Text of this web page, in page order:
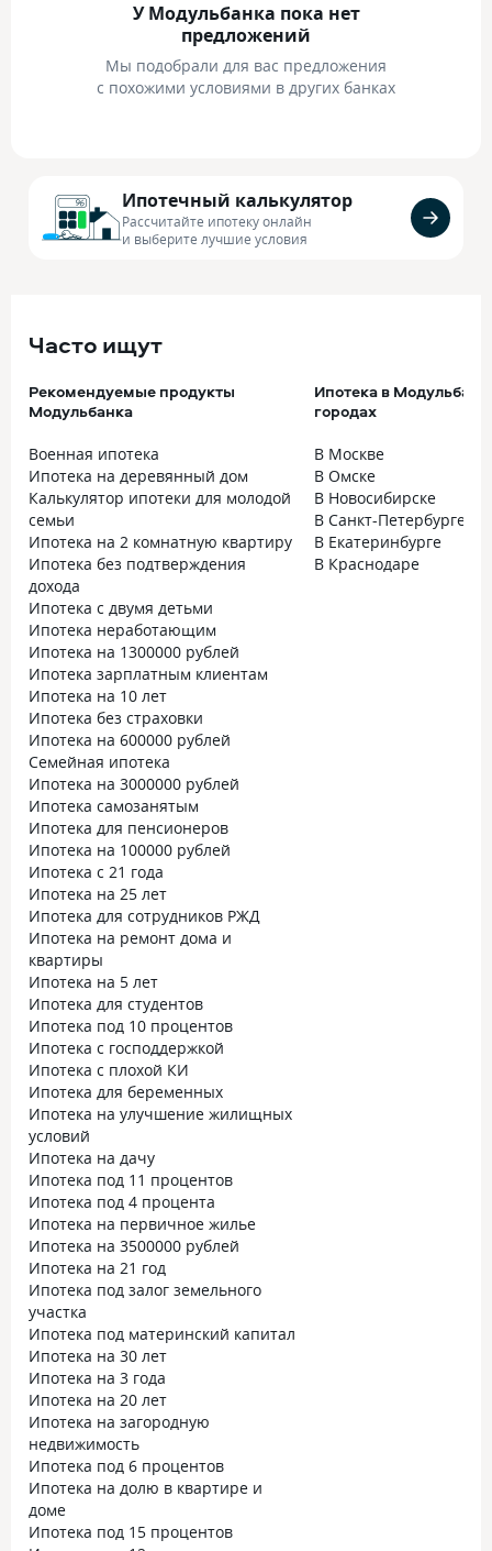
У Модульбанка пока нет
предложений
Мы подобрали для вас предложения
с похожими условиями в других банках
Ипотечный калькулятор
Рассчитайте ипотеку онлайн
и выберите лучшие условия
Часто ищут
Рекомендуемые продукты
Модульбанка
Военная ипотека
Ипотека на деревянный дом
Калькулятор ипотеки для молодой
семьи
Ипотека на 2 комнатную квартиру
Ипотека без подтверждения
дохода
Ипотека с двумя детьми
Ипотека неработающим
Ипотека на 1300000 рублей
Ипотека зарплатным клиентам
Ипотека на 10 лет
Ипотека без страховки
Ипотека на 600000 рублей
Семейная ипотека
Ипотека на 3000000 рублей
Ипотека самозанятым
Ипотека для пенсионеров
Ипотека на 100000 рублей
Ипотека с 21 года
Ипотека на 25 лет
Ипотека для сотрудников РЖД
Ипотека на ремонт дома и
квартиры
Ипотека на 5 лет
Ипотека для студентов
Ипотека под 10 процентов
Ипотека с господдержкой
Ипотека с плохой КИ
Ипотека для беременных
Ипотека на улучшение жилищных
условий
Ипотека на дачу
Ипотека под 11 процентов
Ипотека под 4 процента
Ипотека на первичное жилье
Ипотека на 3500000 рублей
Ипотека на 21 год
Ипотека под залог земельного
участка
Ипотека под материнский капитал
Ипотека на 30 лет
Ипотека на 3 года
Ипотека на 20 лет
Ипотека на загородную
недвижимость
Ипотека под 6 процентов
Ипотека на долю в квартире и
доме
Ипотека под 15 процентов
Ипотека в
городах
В Москве
В Омске
В Новосибирске
В Санкт-Петербурге
В Екатеринбурге
В Краснодаре